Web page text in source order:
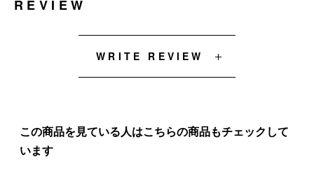
REVIEW
WRITE REVIEW
この商品を見ている人はこちらの商品もチェックして
います